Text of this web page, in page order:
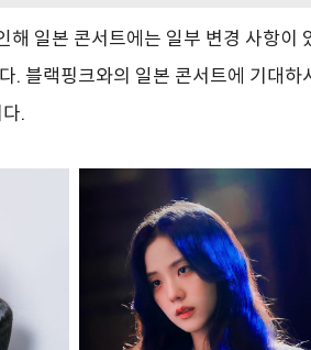
해 일본 콘서트에는 일부 변경 사항이
. 블랙핑크와의 일본 콘서트에 기대
.